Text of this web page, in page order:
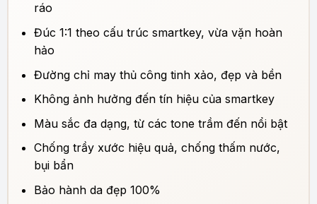
ráo
Đúc 1:1 theo cấu trúc smartkey, vừa vặn hoàn
hảo
Đường chỉ may thủ công tinh xảo, đẹp và bền
Không ảnh hưởng đến tín hiệu của smartkey
Màu sắc đa dạng, từ các tone trầm đến nổi bật
Chống trầy xước hiệu quả, chống thấm nước,
bụi bẩn
Bảo hành da đẹp 100%